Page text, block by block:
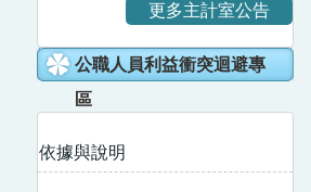
更多主計室公告
公職人員利益衝突迴避專
區
依據與說明